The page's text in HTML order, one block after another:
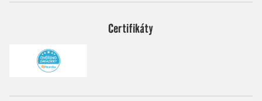
Certifikáty